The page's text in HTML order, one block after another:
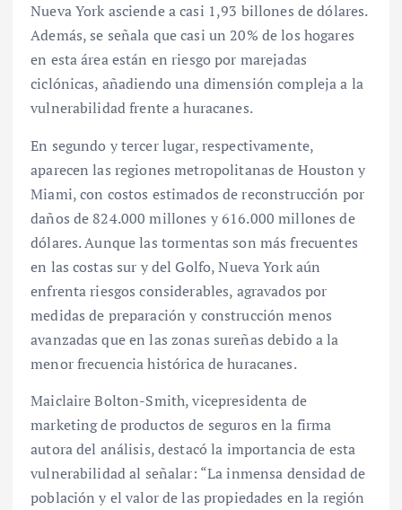
Nueva York asciende a casi 1,93 billones de dólares.
Además, se señala que casi un 20% de los hogares
en esta área están en riesgo por marejadas
ciclónicas, añadiendo una dimensión compleja a la
vulnerabilidad frente a huracanes.
En segundo y tercer lugar, respectivamente,
aparecen las regiones metropolitanas de Houston y
Miami, con costos estimados de reconstrucción por
daños de 824.000 millones y 616.000 millones de
dólares. Aunque las tormentas son más frecuentes
en las costas sur y del Golfo, Nueva York aún
enfrenta riesgos considerables, agravados por
medidas de preparación y construcción menos
avanzadas que en las zonas sureñas debido a la
menor frecuencia histórica de huracanes.
Maiclaire Bolton-Smith, vicepresidenta de
marketing de productos de seguros en la firma
autora del análisis, destacó la importancia de esta
vulnerabilidad al señalar: “La inmensa densidad de
población y el valor de las propiedades en la región